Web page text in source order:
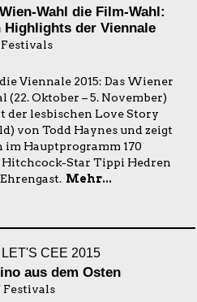
Wahl die Film-Wahl:
Highlights der Viennale
Festivals
Viennale 2015: Das Wiener
(22. Oktober – 5. November)
der lesbischen Love Story
von Todd Haynes und zeigt
im Hauptprogramm 170
Hitchcock-Star Tippi Hedren
Mehr...
LET'S CEE 2015
aus dem Osten
Festivals